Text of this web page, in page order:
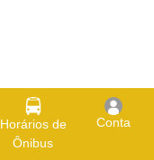
Horários de
Ônibus
Conta